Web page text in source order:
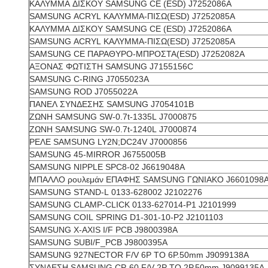
ΚΑΛΥΜΜΑ ΔΙΣΚΟΥ SAMSUNG CE (ESD) J7252086A
SAMSUNG ACRYL ΚΑΛΥΜΜΑ-ΠΙΣΩ(ESD) J7252085A
ΚΑΛΥΜΜΑ ΔΙΣΚΟΥ SAMSUNG CE (ESD) J7252086A
SAMSUNG ACRYL ΚΑΛΥΜΜΑ-ΠΙΣΩ(ESD) J7252085A
SAMSUNG CE ΠΑΡΑΘΥΡΟ-ΜΠΡΟΣΤΑ(ESD) J7252082A
ΑΞΟΝΑΣ ΦΩΤΙΣΤΗ SAMSUNG J7155156C
SAMSUNG C-RING J7055023A
SAMSUNG ROD J7055022A
ΠΑΝΕΛ ΣΥΝΔΕΣΗΣ SAMSUNG J7054101B
ΖΩΝΗ SAMSUNG SW-0.7t-1335L J7000875
ΖΩΝΗ SAMSUNG SW-0.7t-1240L J7000874
ΡΕΛΕ SAMSUNG LY2N;DC24V J7000856
SAMSUNG 45-MIRROR J6755005B
SAMSUNG NIPPLE SPC8-02 J6619048A
ΜΠΑΛΛΟ ρουλεμάν ΕΠΑΦΗΣ SAMSUNG ΓΩΝΙΑΚΟ
SAMSUNG STAND-L 0133-628002 J2102276
SAMSUNG CLAMP-CLICK 0133-627014-P1 J2101999
SAMSUNG COIL SPRING D1-301-10-P2 J2101103
SAMSUNG X-AXIS I/F PCB J9800398A
SAMSUNG SUBI/F_PCB J9800395A
SAMSUNG 927NECTOR F/V 6P TO 6P.50mm J9099138A